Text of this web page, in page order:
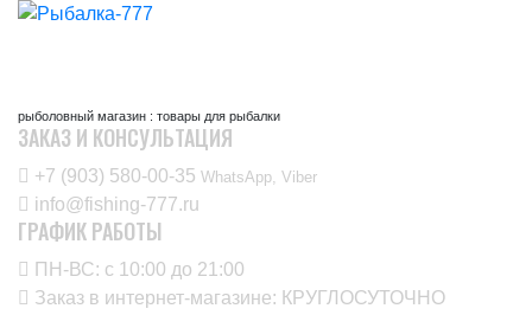
рыболовный магазин : товары для рыбалки
ЗАКАЗ И КОНСУЛЬТАЦИЯ
+7 (903) 580-00-35‬ WhatsApp, Viber
info@fishing-777.ru
ГРАФИК РАБОТЫ
ПН-ВС: с 10:00 до 21:00
Заказ в интернет-магазине: КРУГЛОСУТОЧНО